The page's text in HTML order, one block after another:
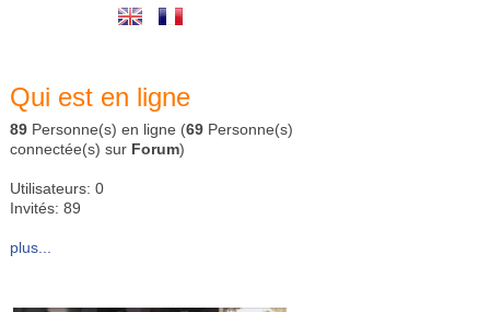
Qui est en ligne
89 Personne(s) en ligne (69 Personne(s)
connectée(s) sur Forum)
Utilisateurs: 0
Invités: 89
plus...